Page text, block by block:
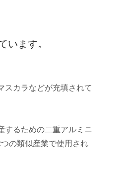
ます。
スカラなどが充填されて
するための二重アルミニ
の類似産業で使用され